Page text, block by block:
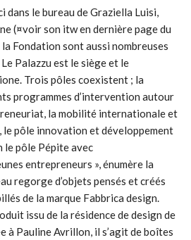
dans le bureau de Graziella Luisi,
(¤voir son itw en dernière page du
Fondation sont aussi nombreuses
Palazzu est le siège et le
Trois pôles coexistent ; la
programmes d’intervention autour
la mobilité internationale et
pôle innovation et développement
le pôle Pépite avec
entrepreneurs », énumère la
regorge d’objets pensés et créés
de la marque Fabbrica design.
issu de la résidence de design de
à Pauline Avrillon, il s’agit de boîtes